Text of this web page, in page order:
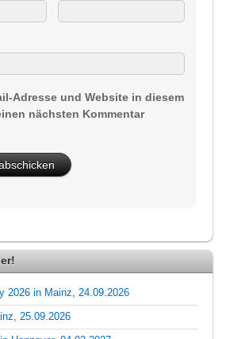
Adresse und Website in diesem
nächsten Kommentar
2026 in Mainz, 24.09.2026
25.09.2026